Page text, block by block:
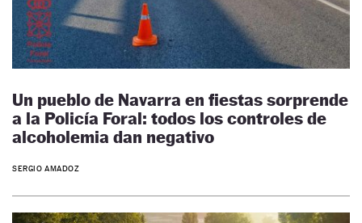
Un pueblo de Navarra en fiestas sorprende
a la Policía Foral: todos los controles de
alcoholemia dan negativo
SERGIO AMADOZ